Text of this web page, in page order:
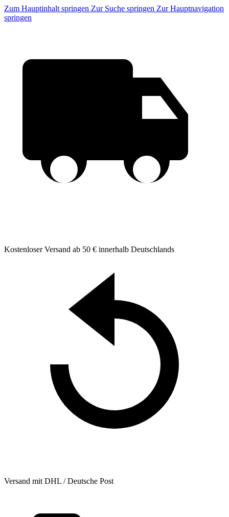
Zum Hauptinhalt springen Zur Suche springen Zur Hauptnavigation
springen
Kostenloser Versand ab 50 € innerhalb Deutschlands
Versand mit DHL / Deutsche Post